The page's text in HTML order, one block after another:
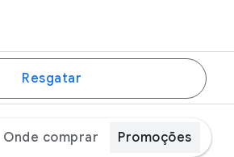
Resgatar
Onde comprar Promoções